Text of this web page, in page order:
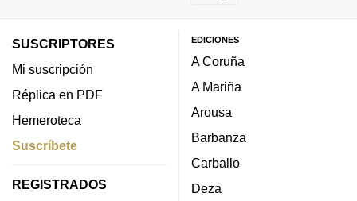
SUSCRIPTORES
Mi suscripción
Réplica en PDF
Hemeroteca
Suscríbete
REGISTRADOS
EDICIONES
A Coruña
A Mariña
Arousa
Barbanza
Carballo
Deza